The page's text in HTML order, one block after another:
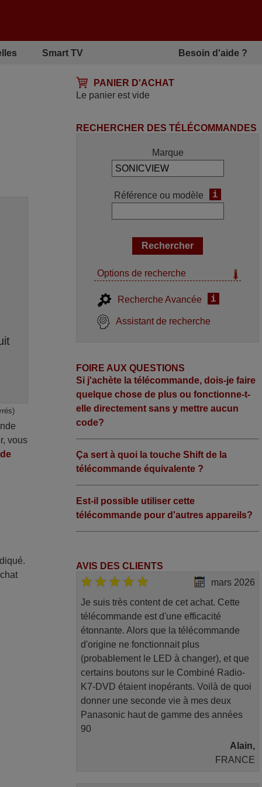
Smart TV Besoin d'aide ?
PANIER D'ACHAT
Le panier est vide
vous
RECHERCHER DES TÉLÉCOMMANDES
Marque
Référence ou modèle i
Options de recherche
Recherche Avancée i
Assistant de recherche
FOIRE AUX QUESTIONS
Si j'achète la télécommande, dois-je faire
quelque chose de plus ou fonctionne-t-
elle directement sans y mettre aucun
code?
Ça sert à quoi la touche Shift de la
télécommande équivalente ?
Est-il possible utiliser cette
télécommande pour d'autres appareils?
AVIS DES CLIENTS
mars 2026
Je suis très content de cet achat. Cette
télécommande est d'une efficacité
étonnante. Alors que la télécommande
d'origine ne fonctionnait plus
(probablement le LED à changer), et que
certains boutons sur le Combiné Radio-
K7-DVD étaient inopérants. Voilà de quoi
donner une seconde vie à mes deux
Panasonic haut de gamme des années
90
Alain,
FRANCE